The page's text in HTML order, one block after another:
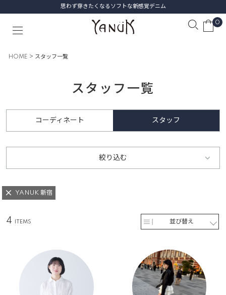
思わず穿きたくなるソフトな新感覚デニム
0
HOME スタッフ一覧
スタッフ一覧
コーディネート スタッフ
絞り込む
YANUK 新宿
並び替え
4